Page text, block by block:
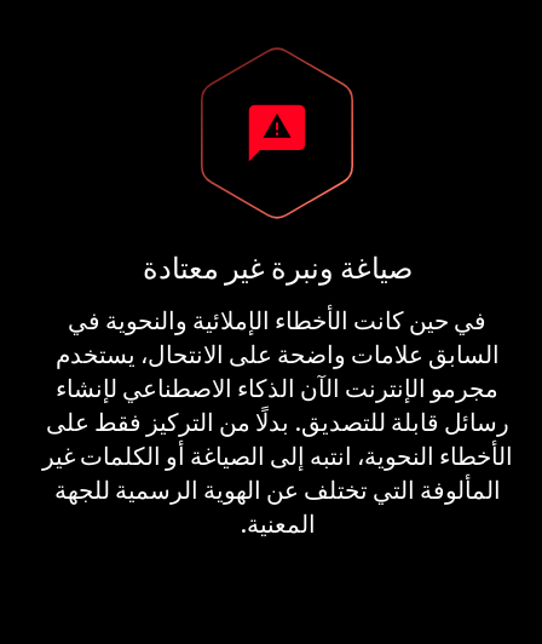
صياغة ونبرة غير معتادة
في حين كانت الأخطاء الإملائية والنحوية في
السابق علامات واضحة على الانتحال، يستخدم
مجرمو الإنترنت الآن الذكاء الاصطناعي لإنشاء
رسائل قابلة للتصديق. بدلًا من التركيز فقط على
الأخطاء النحوية، انتبه إلى الصياغة أو الكلمات غير
المألوفة التي تختلف عن الهوية الرسمية للجهة
المعنية.